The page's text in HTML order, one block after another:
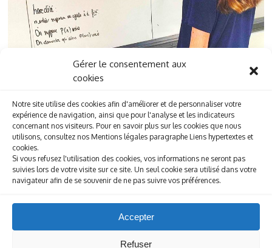
Gérer le consentement aux
cookies
Notre site utilise des cookies afin d'améliorer et de personnaliser votre
expérience de navigation, ainsi que pour l'analyse et les indicateurs
concernant nos visiteurs. Pour en savoir plus sur les cookies que nous
utilisons, consultez nos Mentions légales paragraphe Liens hypertextes et
cookies.
Si vous refusez l'utilisation des cookies, vos informations ne seront pas
suivies lors de votre visite sur ce site. Un seul cookie sera utilisé dans votre
navigateur afin de se souvenir de ne pas suivre vos préférences.
Accepter
Refuser